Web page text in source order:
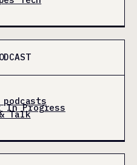
podcasts
In Progress
Talk